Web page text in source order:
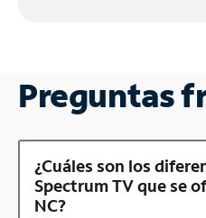
Preguntas
¿Cuáles son los
Spectrum TV que se
NC?